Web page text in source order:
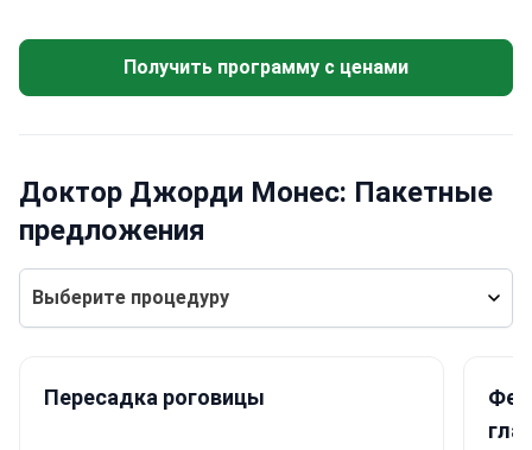
Получить программу с ценами
Доктор Джорди Монес: Пакетные
предложения
Выберите процедуру
Пересадка роговицы